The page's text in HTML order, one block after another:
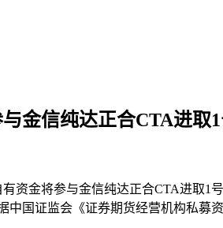
金信纯达正合CTA进取
金将参与金信纯达正合CTA进取1
中国证监会《证券期货经营机构私募